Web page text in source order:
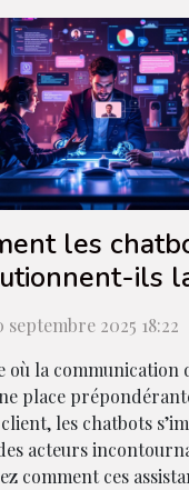
les
ils
2025 18:22
où la communication
place
les chatbots
acteurs
comment ces